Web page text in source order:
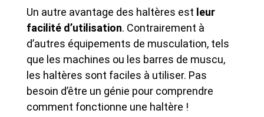
Un autre avantage des haltères est leur
facilité d’utilisation. Contrairement à
d’autres équipements de musculation, tels
que les machines ou les barres de muscu,
les haltères sont faciles à utiliser. Pas
besoin d’être un génie pour comprendre
comment fonctionne une haltère !